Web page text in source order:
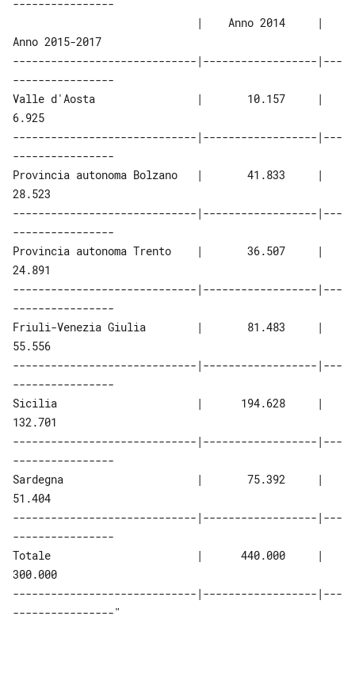
51
Allegati
Tabelle
Tabella 1
Allegato C
----------------
Anno 2015-2017
-----------------------------|------------------|---
----------------
Valle d'Aosta                |       10.157     |
6.925
-----------------------------|------------------|---
----------------
Provincia autonoma Bolzano   |       41.833     |
28.523
-----------------------------|------------------|---
----------------
Provincia autonoma Trento    |       36.507     |
24.891
-----------------------------|------------------|---
----------------
Friuli-Venezia Giulia        |       81.483     |
55.556
-----------------------------|------------------|---
----------------
Sicilia                      |      194.628     |
132.701
-----------------------------|------------------|---
----------------
Sardegna                     |       75.392     |
51.404
-----------------------------|------------------|---
----------------
Totale                       |      440.000     |
300.000
-----------------------------|------------------|---
----------------"